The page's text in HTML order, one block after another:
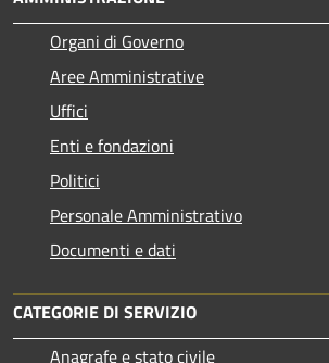
Organi di Governo
Aree Amministrative
Uffici
Enti e fondazioni
Politici
Personale Amministrativo
Documenti e dati
CATEGORIE DI SERVIZIO
Anagrafe e stato civile